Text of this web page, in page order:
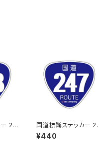
ー 23
国道標識ステッカー 24
7号線
¥440